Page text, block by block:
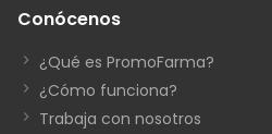
Conócenos
¿Qué es PromoFarma?
¿Cómo funciona?
Trabaja con nosotros